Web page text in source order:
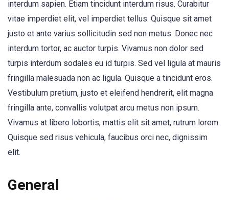
interdum sapien. Etiam tincidunt interdum risus. Curabitur
vitae imperdiet elit, vel imperdiet tellus. Quisque sit amet
justo et ante varius sollicitudin sed non metus. Donec nec
interdum tortor, ac auctor turpis. Vivamus non dolor sed
turpis interdum sodales eu id turpis. Sed vel ligula at mauris
fringilla malesuada non ac ligula. Quisque a tincidunt eros.
Vestibulum pretium, justo et eleifend hendrerit, elit magna
fringilla ante, convallis volutpat arcu metus non ipsum.
Vivamus at libero lobortis, mattis elit sit amet, rutrum lorem.
Quisque sed risus vehicula, faucibus orci nec, dignissim
elit.
General